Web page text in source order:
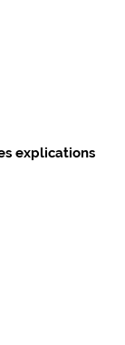
explications